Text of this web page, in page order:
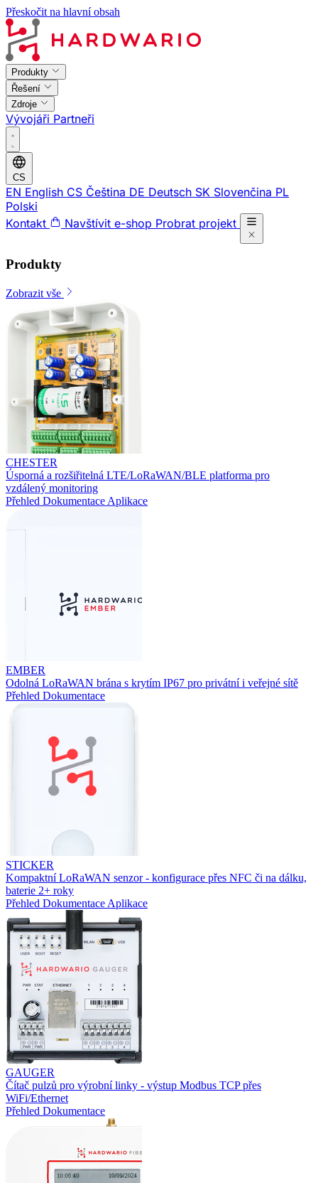
Přeskočit na hlavní obsah
Produkty
Řešení
Zdroje
Vývojáři Partneři
CS
EN English CS Čeština DE Deutsch SK Slovenčina PL
Polski
Kontakt
Navštívit e-shop Probrat projekt
Produkty
Zobrazit vše
CHESTER
Úsporná a rozšiřitelná LTE/LoRaWAN/BLE platforma pro
vzdálený monitoring
Přehled Dokumentace Aplikace
EMBER
Odolná LoRaWAN brána s krytím IP67 pro privátní i veřejné sítě
Přehled Dokumentace
STICKER
Kompaktní LoRaWAN senzor - konfigurace přes NFC či na dálku,
baterie 2+ roky
Přehled Dokumentace Aplikace
GAUGER
Čítač pulzů pro výrobní linky - výstup Modbus TCP přes
WiFi/Ethernet
Přehled Dokumentace